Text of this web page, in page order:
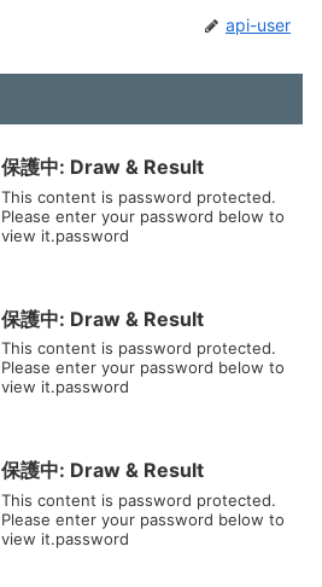
api-user
保護中: Draw & Result
This content is password protected.
Please enter your password below to
view it.password
保護中: Draw & Result
This content is password protected.
Please enter your password below to
view it.password
保護中: Draw & Result
This content is password protected.
Please enter your password below to
view it.password